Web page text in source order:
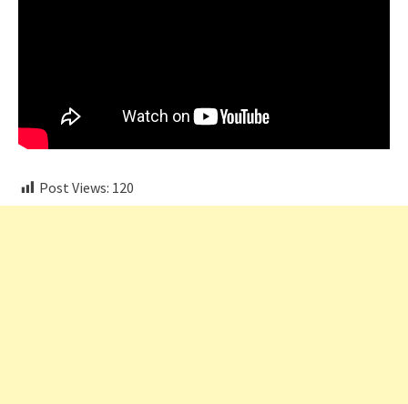
Post Views: 120